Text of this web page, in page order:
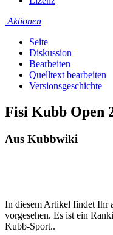
Aktionen
Seite
Diskussion
Bearbeiten
Quelltext bearbeiten
Versionsgeschichte
Fisi Kubb Open
Aus Kubbwiki
In diesem Artikel findet Ihr
vorgesehen. Es ist ein
Kubb-Sport..